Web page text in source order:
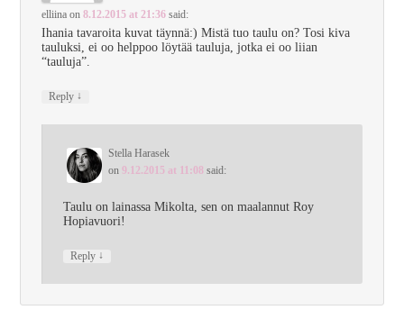
elliina on8.12.2015 at 21:36 said:
Ihania tavaroita kuvat täynnä:) Mistä tuo taulu on? Tosi kiva
tauluksi, ei oo helppoo löytää tauluja, jotka ei oo liian
“tauluja”.
Reply ↓
Stella Harasek
on 9.12.2015 at 11:08 said:
Taulu on lainassa Mikolta, sen on maalannut Roy
Hopiavuori!
Reply ↓